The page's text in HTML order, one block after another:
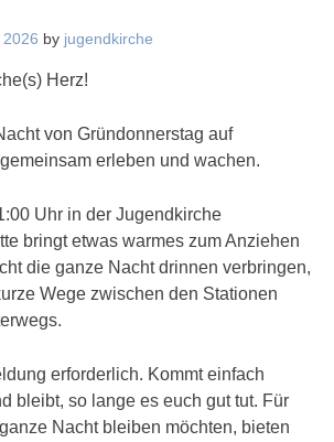
by jugendkirche
Herz!
von Gründonnerstag auf
erleben und wachen.
Uhr in der Jugendkirche
bringt etwas warmes zum Anziehen
die ganze Nacht drinnen verbringen,
Wege zwischen den Stationen
erforderlich. Kommt einfach
bleibt, so lange es euch gut tut. Für
Nacht bleiben möchten, bieten